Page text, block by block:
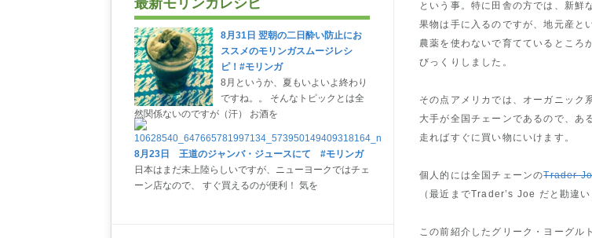
という事。特に田舎の方では、新鮮
果物は手に入るのですが、地元産と
農薬を使わないで育てているところ
びっくりしました。
その点アメリカでは、オーガニック
大手が全国チェーンであるので、あ
走ればすぐに買い物にいけます。
個人的には全国チェーンのTrader
（最近までTrader’s Joe だと勘違い
この前紹介したグリーク・ヨーグルト
最新モリンガレシピ
8月31日 翌朝の二日酔い防止にお
ススメのモリンガスムージレシ
ピ！#モリンガ
8月というか、夏もいよいよ終わり
ですね。。 そんなトピックとは全
然関係ないのですが（汗） お酒を
8月23日 王道のジャンバ・ジュースにて #モリンガ
日本はまだ未上陸らしいですが、ニューヨークではチェ
ーン店なので、 すぐ買えるのが便利！ 気を